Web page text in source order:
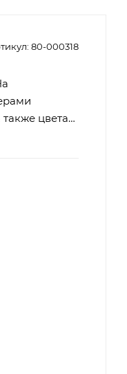
80-000318
цвета